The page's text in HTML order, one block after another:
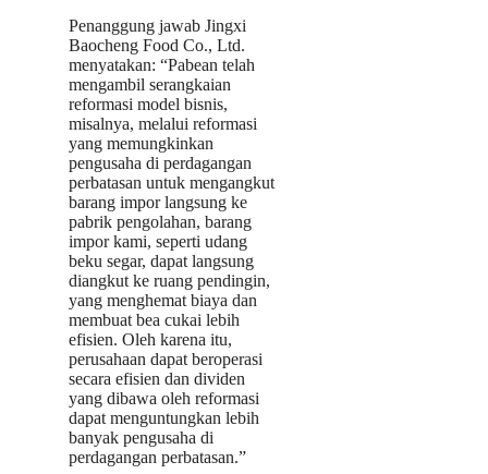
Penanggung jawab Jingxi
Baocheng Food Co., Ltd.
menyatakan: “Pabean telah
mengambil serangkaian
reformasi model bisnis,
misalnya, melalui reformasi
yang memungkinkan
pengusaha di perdagangan
perbatasan untuk mengangkut
barang impor langsung ke
pabrik pengolahan, barang
impor kami, seperti udang
beku segar, dapat langsung
diangkut ke ruang pendingin,
yang menghemat biaya dan
membuat bea cukai lebih
efisien. Oleh karena itu,
perusahaan dapat beroperasi
secara efisien dan dividen
yang dibawa oleh reformasi
dapat menguntungkan lebih
banyak pengusaha di
perdagangan perbatasan.”